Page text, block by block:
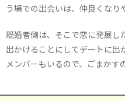
う場での出会いは、仲良くなり
既婚者側は、そこで恋に発展し
出かけることにしてデートに出
メンバーもいるので、ごまかす